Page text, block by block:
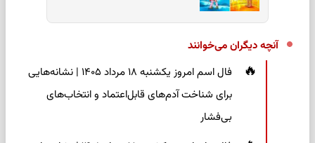
آنچه دیگران می‌خوانند
فال اسم امروز یکشنبه ۱۸ مرداد ۱۴۰۵ | نشانه‌هایی
برای شناخت آدم‌های قابل‌اعتماد و انتخاب‌های
بی‌فشار